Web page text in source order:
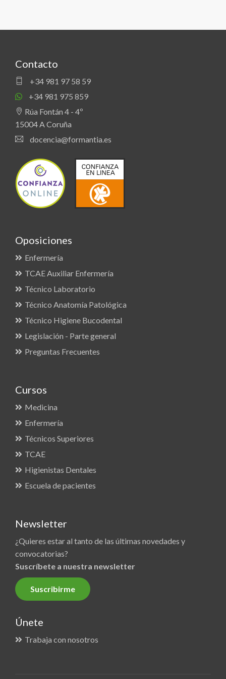
Contacto
+34 981 97 58 59
+34 981 975 859
Rúa Fontán 4 - 4º
15004 A Coruña
docencia@formantia.es
Oposiciones
Enfermería
TCAE Auxiliar Enfermería
Técnico Laboratorio
Técnico Anatomía Patológica
Técnico Higiene Bucodental
Legislación - Parte general
Preguntas Frecuentes
Cursos
Medicina
Enfermería
Técnicos Superiores
TCAE
Higienistas Dentales
Escuela de pacientes
Newsletter
¿Quieres estar al tanto de las últimas novedades y
convocatorias?
Suscríbete a nuestra newsletter
Suscribirme
Únete
Trabaja con nosotros